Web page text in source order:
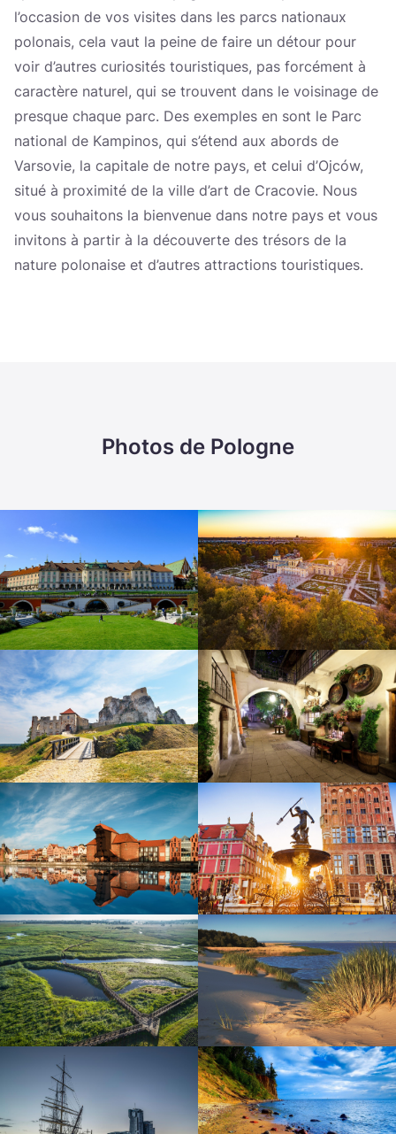
l’occasion de vos visites dans les parcs nationaux
polonais, cela vaut la peine de faire un détour pour
voir d’autres curiosités touristiques, pas forcément à
caractère naturel, qui se trouvent dans le voisinage de
presque chaque parc. Des exemples en sont le Parc
national de Kampinos, qui s’étend aux abords de
Varsovie, la capitale de notre pays, et celui d’Ojców,
situé à proximité de la ville d’art de Cracovie. Nous
vous souhaitons la bienvenue dans notre pays et vous
invitons à partir à la découverte des trésors de la
nature polonaise et d’autres attractions touristiques.
Photos de Pologne